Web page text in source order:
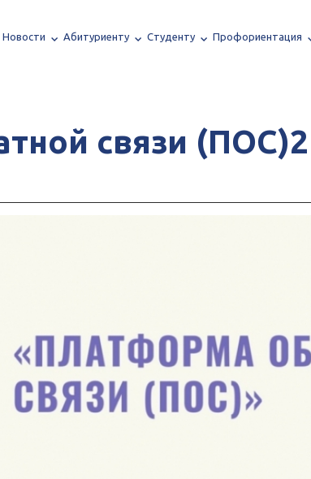
Новости Абитуриенту Студенту Профориентация
связи (ПОС)2